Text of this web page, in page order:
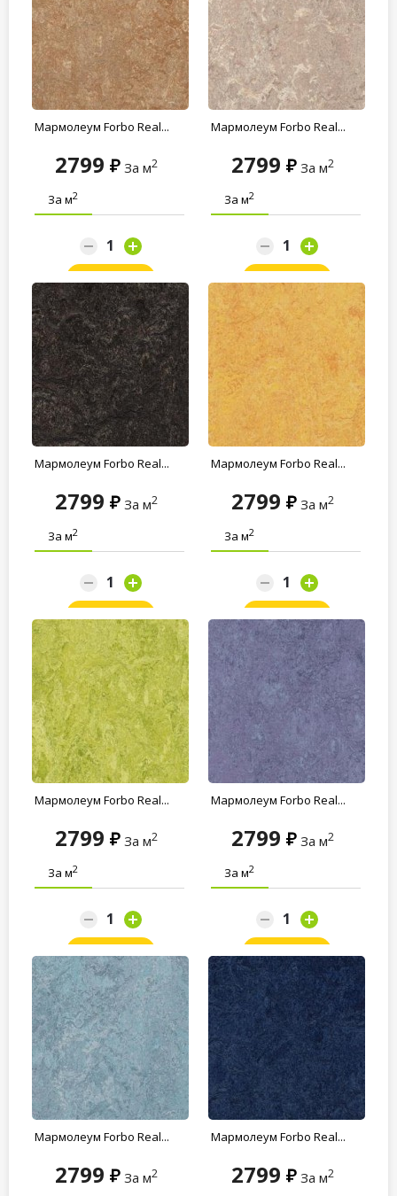
Мармолеум Forbo Real...
2799 За м2
За м2
Заказать
Мармолеум Forbo Real...
2799 За м2
За м2
Заказать
Мармолеум Forbo Real...
2799 За м2
За м2
Заказать
Мармолеум Forbo Real...
2799 За м2
За м2
Заказать
Мармолеум Forbo Real...
2799 За м2
За м2
Заказать
Мармолеум Forbo Real...
2799 За м2
За м2
Заказать
Мармолеум Forbo Real...
2799 За м2
Мармолеум Forbo Real...
2799 За м2